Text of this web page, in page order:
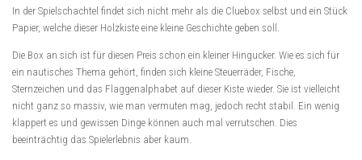
In der Spielschachtel findet sich nicht mehr als die Cluebox selbst und ein Stück
Papier, welche dieser Holzkiste eine kleine Geschichte geben soll.
Die Box an sich ist für diesen Preis schon ein kleiner Hingucker. Wie es sich für
ein nautisches Thema gehört, finden sich kleine Steuerräder, Fische,
Sternzeichen und das Flaggenalphabet auf dieser Kiste wieder. Sie ist vielleicht
nicht ganz so massiv, wie man vermuten mag, jedoch recht stabil. Ein wenig
klappert es und gewissen Dinge können auch mal verrutschen. Dies
beeinträchtig das Spielerlebnis aber kaum.